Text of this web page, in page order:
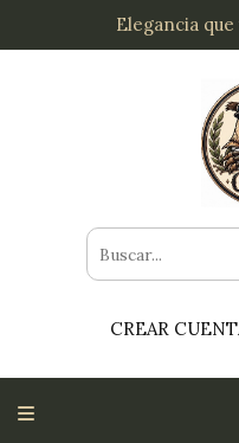
Elegancia
CREAR